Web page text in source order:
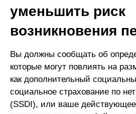
уменьшить риск
возникновения
Вы должны сообщать об
которые могут повлиять на
как дополнительный
социальное страхование по
(SSDI), или ваше